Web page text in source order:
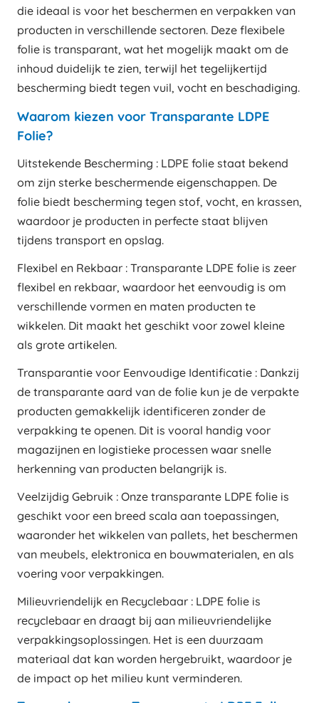
die ideaal is voor het beschermen en verpakken van
producten in verschillende sectoren. Deze flexibele
folie is transparant, wat het mogelijk maakt om de
inhoud duidelijk te zien, terwijl het tegelijkertijd
bescherming biedt tegen vuil, vocht en beschadiging.
Waarom kiezen voor Transparante LDPE
Folie?
Uitstekende Bescherming : LDPE folie staat bekend
om zijn sterke beschermende eigenschappen. De
folie biedt bescherming tegen stof, vocht, en krassen,
waardoor je producten in perfecte staat blijven
tijdens transport en opslag.
Flexibel en Rekbaar : Transparante LDPE folie is zeer
flexibel en rekbaar, waardoor het eenvoudig is om
verschillende vormen en maten producten te
wikkelen. Dit maakt het geschikt voor zowel kleine
als grote artikelen.
Transparantie voor Eenvoudige Identificatie : Dankzij
de transparante aard van de folie kun je de verpakte
producten gemakkelijk identificeren zonder de
verpakking te openen. Dit is vooral handig voor
magazijnen en logistieke processen waar snelle
herkenning van producten belangrijk is.
Veelzijdig Gebruik : Onze transparante LDPE folie is
geschikt voor een breed scala aan toepassingen,
waaronder het wikkelen van pallets, het beschermen
van meubels, elektronica en bouwmaterialen, en als
voering voor verpakkingen.
Milieuvriendelijk en Recyclebaar : LDPE folie is
recyclebaar en draagt bij aan milieuvriendelijke
verpakkingsoplossingen. Het is een duurzaam
materiaal dat kan worden hergebruikt, waardoor je
de impact op het milieu kunt verminderen.